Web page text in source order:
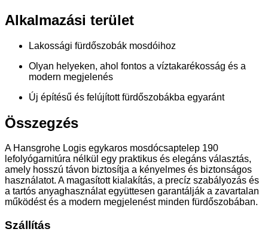
Alkalmazási terület
Lakossági fürdőszobák mosdóihoz
Olyan helyeken, ahol fontos a víztakarékosság és a
modern megjelenés
Új építésű és felújított fürdőszobákba egyaránt
Összegzés
A Hansgrohe Logis egykaros mosdócsaptelep 190
lefolyógarnitúra nélkül egy praktikus és elegáns választás,
amely hosszú távon biztosítja a kényelmes és biztonságos
használatot. A magasított kialakítás, a precíz szabályozás és
a tartós anyaghasználat együttesen garantálják a zavartalan
működést és a modern megjelenést minden fürdőszobában.
Szállítás